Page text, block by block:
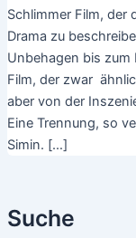
Suche
Schlimmer Film, der
Drama zu
Unbehagen bis zum
Film, der zwar
aber von der
Eine Trennung, so
Simin. […]